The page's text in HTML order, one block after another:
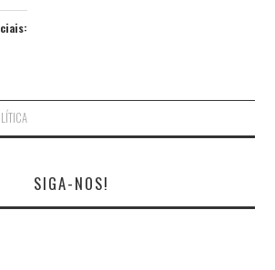
SIGA-NOS!